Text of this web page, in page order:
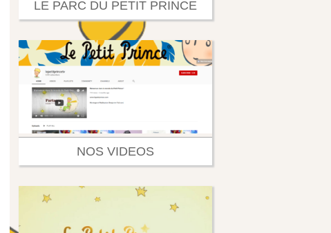
LE PARC DU PETIT PRINCE
NOS VIDEOS